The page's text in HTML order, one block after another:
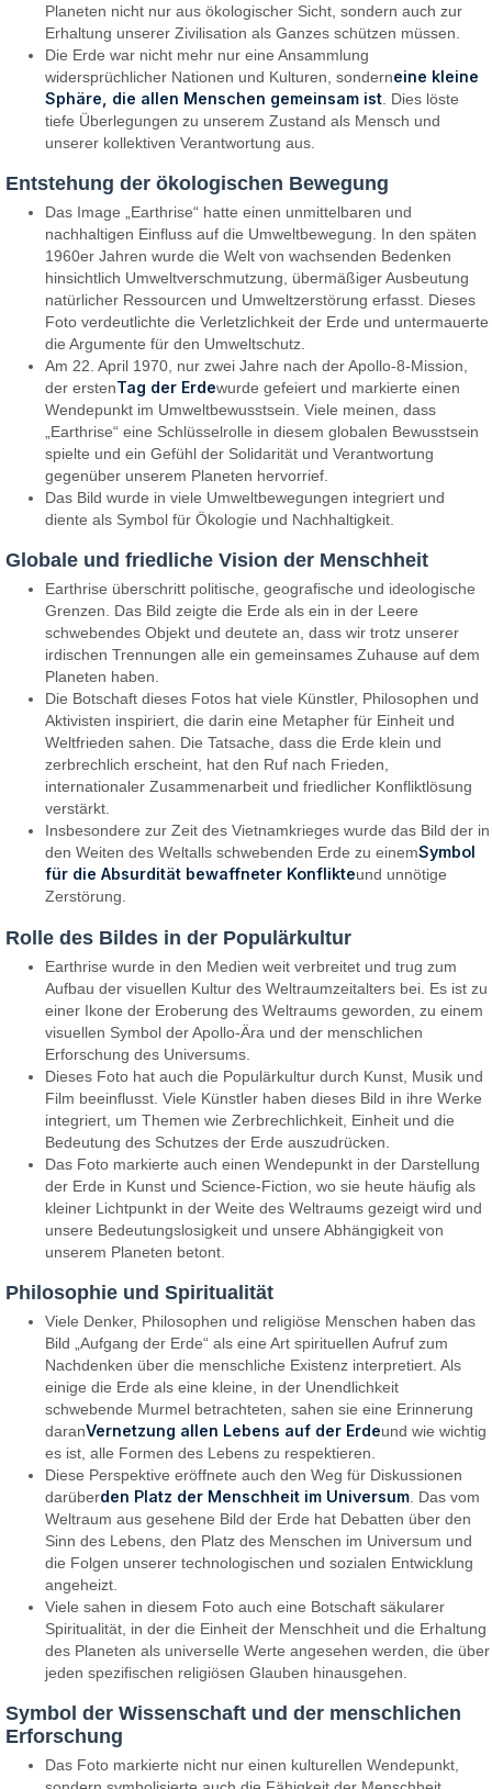
Planeten nicht nur aus ökologischer Sicht, sondern auch zur
Erhaltung unserer Zivilisation als Ganzes schützen müssen.
Die Erde war nicht mehr nur eine Ansammlung
widersprüchlicher Nationen und Kulturen, sonderneine kleine
Sphäre, die allen Menschen gemeinsam ist . Dies löste
tiefe Überlegungen zu unserem Zustand als Mensch und
unserer kollektiven Verantwortung aus.
Entstehung der ökologischen Bewegung
Das Image „Earthrise“ hatte einen unmittelbaren und
nachhaltigen Einfluss auf die Umweltbewegung. In den späten
1960er Jahren wurde die Welt von wachsenden Bedenken
hinsichtlich Umweltverschmutzung, übermäßiger Ausbeutung
natürlicher Ressourcen und Umweltzerstörung erfasst. Dieses
Foto verdeutlichte die Verletzlichkeit der Erde und untermauerte
die Argumente für den Umweltschutz.
Am 22. April 1970, nur zwei Jahre nach der Apollo-8-Mission,
der erstenTag der Erdewurde gefeiert und markierte einen
Wendepunkt im Umweltbewusstsein. Viele meinen, dass
„Earthrise“ eine Schlüsselrolle in diesem globalen Bewusstsein
spielte und ein Gefühl der Solidarität und Verantwortung
gegenüber unserem Planeten hervorrief.
Das Bild wurde in viele Umweltbewegungen integriert und
diente als Symbol für Ökologie und Nachhaltigkeit.
Globale und friedliche Vision der Menschheit
Earthrise überschritt politische, geografische und ideologische
Grenzen. Das Bild zeigte die Erde als ein in der Leere
schwebendes Objekt und deutete an, dass wir trotz unserer
irdischen Trennungen alle ein gemeinsames Zuhause auf dem
Planeten haben.
Die Botschaft dieses Fotos hat viele Künstler, Philosophen und
Aktivisten inspiriert, die darin eine Metapher für Einheit und
Weltfrieden sahen. Die Tatsache, dass die Erde klein und
zerbrechlich erscheint, hat den Ruf nach Frieden,
internationaler Zusammenarbeit und friedlicher Konfliktlösung
verstärkt.
Insbesondere zur Zeit des Vietnamkrieges wurde das Bild der in
den Weiten des Weltalls schwebenden Erde zu einemSymbol
für die Absurdität bewaffneter Konflikteund unnötige
Zerstörung.
Rolle des Bildes in der Populärkultur
Earthrise wurde in den Medien weit verbreitet und trug zum
Aufbau der visuellen Kultur des Weltraumzeitalters bei. Es ist zu
einer Ikone der Eroberung des Weltraums geworden, zu einem
visuellen Symbol der Apollo-Ära und der menschlichen
Erforschung des Universums.
Dieses Foto hat auch die Populärkultur durch Kunst, Musik und
Film beeinflusst. Viele Künstler haben dieses Bild in ihre Werke
integriert, um Themen wie Zerbrechlichkeit, Einheit und die
Bedeutung des Schutzes der Erde auszudrücken.
Das Foto markierte auch einen Wendepunkt in der Darstellung
der Erde in Kunst und Science-Fiction, wo sie heute häufig als
kleiner Lichtpunkt in der Weite des Weltraums gezeigt wird und
unsere Bedeutungslosigkeit und unsere Abhängigkeit von
unserem Planeten betont.
Philosophie und Spiritualität
Viele Denker, Philosophen und religiöse Menschen haben das
Bild „Aufgang der Erde“ als eine Art spirituellen Aufruf zum
Nachdenken über die menschliche Existenz interpretiert. Als
einige die Erde als eine kleine, in der Unendlichkeit
schwebende Murmel betrachteten, sahen sie eine Erinnerung
daranVernetzung allen Lebens auf der Erdeund wie wichtig
es ist, alle Formen des Lebens zu respektieren.
Diese Perspektive eröffnete auch den Weg für Diskussionen
darüberden Platz der Menschheit im Universum . Das vom
Weltraum aus gesehene Bild der Erde hat Debatten über den
Sinn des Lebens, den Platz des Menschen im Universum und
die Folgen unserer technologischen und sozialen Entwicklung
angeheizt.
Viele sahen in diesem Foto auch eine Botschaft säkularer
Spiritualität, in der die Einheit der Menschheit und die Erhaltung
des Planeten als universelle Werte angesehen werden, die über
jeden spezifischen religiösen Glauben hinausgehen.
Symbol der Wissenschaft und der menschlichen
Erforschung
Das Foto markierte nicht nur einen kulturellen Wendepunkt,